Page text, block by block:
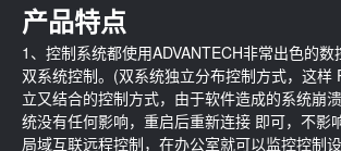
产品特点
1、控制系统都使用ADVANTECH非常出色的数
双系统控制。(双系统独立分布控制方式，这样
立又结合的控制方式，由于软件造成的系统崩
统没有任何影响，重启后重新连接 即可，不影
局域互联远程控制，在办公室就可以监控控制